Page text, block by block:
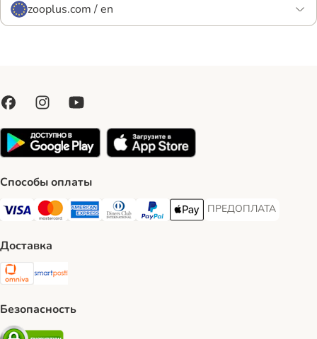
zooplus.com / en
Способы оплаты
Visa Payment Method
Mastercard Payment Method
American Express Payment Method
Diners Club Payment Method
PayPal Payment Method
Apple Pay Payment Method
ПРЕДОПЛАТА
ПРЕДОПЛАТА
Доставка
Omniva Shipping Method
SmartPosti Shipping Method
Безопасность
Security